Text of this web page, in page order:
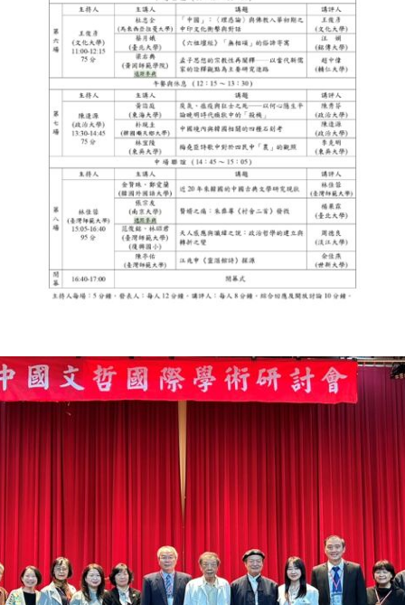
持人：許珮馨老師； 評審委員：羅位育老師、吳鈞堯老師、郝譽